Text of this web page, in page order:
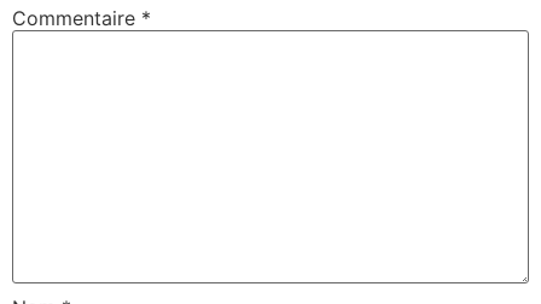
Commentaire *